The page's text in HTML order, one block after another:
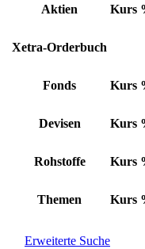
Aktien Kurs
Xetra-Orderbuch
Fonds Kurs
Devisen Kurs
Rohstoffe Kurs
Themen Kurs
Erweiterte Suche